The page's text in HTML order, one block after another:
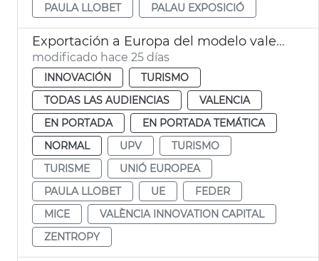
PAULA LLOBET
PALAU EXPOSICIÓ
Exportación a Europa del modelo valenciano de turismo de congresos
modificado hace 25 días
INNOVACIÓN
TURISMO
TODAS LAS AUDIENCIAS
VALENCIA
EN PORTADA
EN PORTADA TEMÁTICA
NORMAL
UPV
TURISMO
TURISME
UNIÓ EUROPEA
PAULA LLOBET
UE
FEDER
MICE
VALÈNCIA INNOVATION CAPITAL
ZENTROPY